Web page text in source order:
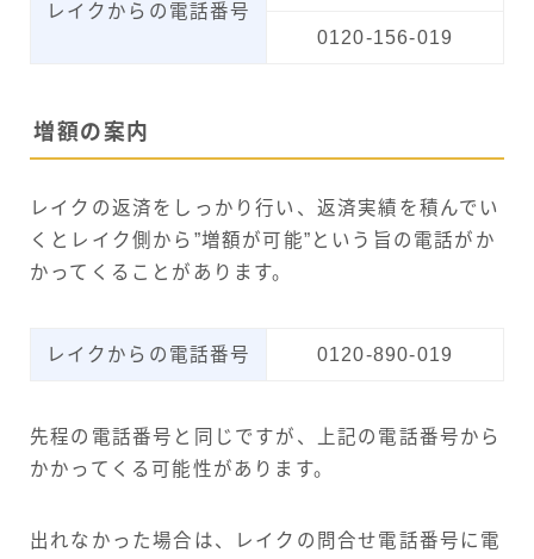
レイクからの電話番号
0120-156-019
増額の案内
レイクの返済をしっかり行い、返済実績を積んでい
くとレイク側から”増額が可能”という旨の電話がか
かってくることがあります。
レイクからの電話番号 0120-890-019
先程の電話番号と同じですが、上記の電話番号から
かかってくる可能性があります。
出れなかった場合は、レイクの問合せ電話番号に電